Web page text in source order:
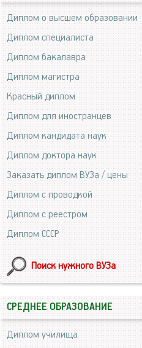
Диплом о высшем образовании
Диплом специалиста
Диплом бакалавра
Диплом магистра
Красный диплом
Диплом для иностранцев
Диплом кандидата наук
Диплом доктора наук
Заказать диплом ВУЗа / цены
Диплом с проводкой
Диплом с реестром
Диплом СССР
Поиск нужного ВУЗа
СРЕДНЕЕ ОБРАЗОВАНИЕ
Диплом училища